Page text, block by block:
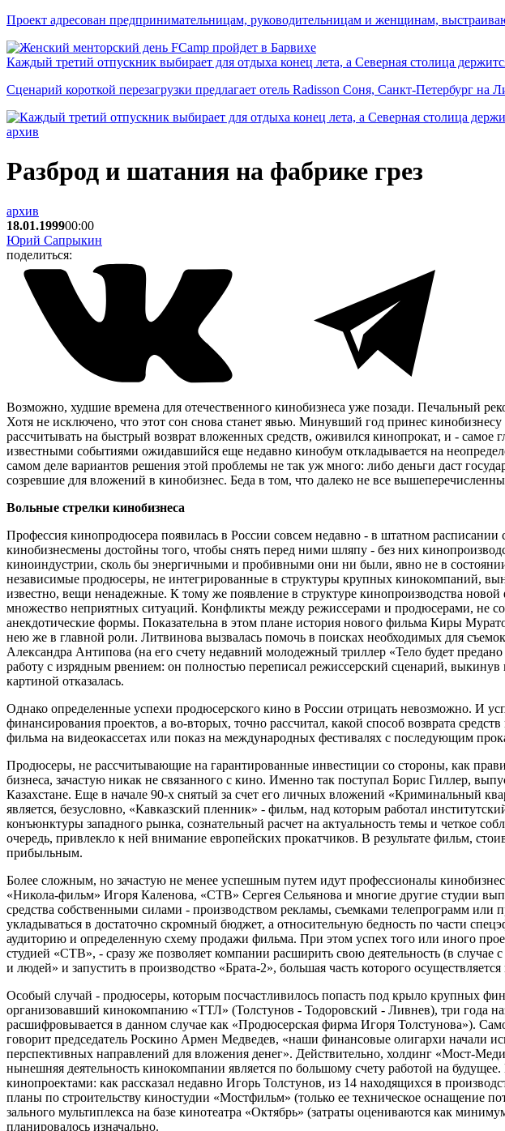
Проект адресован предпринимательницам, руководительницам и женщинам,
Каждый третий отпускник выбирает для отдыха конец лета, а Северная столица
Сценарий короткой перезагрузки предлагает отель Radisson Соня, Санкт-Петербург на
архив
Разброд и шатания на фабрике грез
архив
18.01.199900:00
Юрий Сапрыкин
поделиться:
Возможно, худшие времена для отечественного кинобизнеса уже позади. Печальный
Хотя не исключено, что этот сон снова станет явью. Минувший год принес
рассчитывать на быстрый возврат вложенных средств, оживился кинопрокат, и -
известными событиями ожидавшийся еще недавно кинобум откладывается на
самом деле вариантов решения этой проблемы не так уж много: либо деньги даст
созревшие для вложений в кинобизнес. Беда в том, что далеко не все
Вольные стрелки кинобизнеса
Профессия кинопродюсера появилась в России совсем недавно - в штатном
кинобизнесмены достойны того, чтобы снять перед ними шляпу - без них
киноиндустрии, сколь бы энергичными и пробивными они ни были, явно не в
независимые продюсеры, не интегрированные в структуры крупных кинокомпаний,
известно, вещи ненадежные. К тому же появление в структуре кинопроизводства
множество неприятных ситуаций. Конфликты между режиссерами и продюсерами, не
анекдотические формы. Показательна в этом плане история нового фильма Киры
нею же в главной роли. Литвинова вызвалась помочь в поисках необходимых для
Александра Антипова (на его счету недавний молодежный триллер «Тело будет
работу с изрядным рвением: он полностью переписал режиссерский сценарий,
картиной отказалась.
Однако определенные успехи продюсерского кино в России отрицать невозможно. И
финансирования проектов, а во-вторых, точно рассчитал, какой способ возврата
фильма на видеокассетах или показ на международных фестивалях с последующим
Продюсеры, не рассчитывающие на гарантированные инвестиции со стороны, как
бизнеса, зачастую никак не связанного с кино. Именно так поступал Борис Гиллер,
Казахстане. Еще в начале 90-х снятый за счет его личных вложений «Криминальный
является, безусловно, «Кавказский пленник» - фильм, над которым работал
конъюнктуры западного рынка, сознательный расчет на актуальность темы и четкое
очередь, привлекло к ней внимание европейских прокатчиков. В результате фильм,
прибыльным.
Более сложным, но зачастую не менее успешным путем идут профессионалы
«Никола-фильм» Игоря Каленова, «СТВ» Сергея Сельянова и многие другие студии
средства собственными силами - производством рекламы, съемками телепрограмм
укладываться в достаточно скромный бюджет, а относительную бедность по части
аудиторию и определенную схему продажи фильма. При этом успех того или иного
студией «СТВ», - сразу же позволяет компании расширить свою деятельность (в
и людей» и запустить в производство «Брата-2», большая часть которого
Особый случай - продюсеры, которым посчастливилось попасть под крыло крупных
организовавший кинокомпанию «ТТЛ» (Толстунов - Тодоровский - Ливнев), три года
расшифровывается в данном случае как «Продюсерская фирма Игоря Толстунова»).
говорит председатель Роскино Армен Медведев, «наши финансовые олигархи начали
перспективных направлений для вложения денег». Действительно, холдинг «Мост-
нынешняя деятельность кинокомпании является по большому счету работой на
кинопроектами: как рассказал недавно Игорь Толстунов, из 14 находящихся в
планы по строительству киностудии «Мостфильм» (только ее техническое оснащение
зального мультиплекса на базе кинотеатра «Октябрь» (затраты оцениваются как
планировалось изначально.